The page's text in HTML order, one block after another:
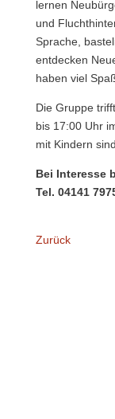
lernen
und
Sprache,
entdecken
haben viel
Die Gruppe
bis 17:00 Uhr
mit Kindern
Bei Interesse
Tel. 04141
Zurück